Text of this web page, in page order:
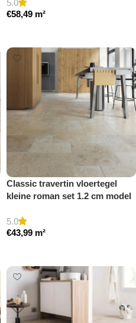
5.0
€58,49 m²
Classic travertin vloertegel
kleine roman set 1.2 cm model
5.0
€43,99 m²